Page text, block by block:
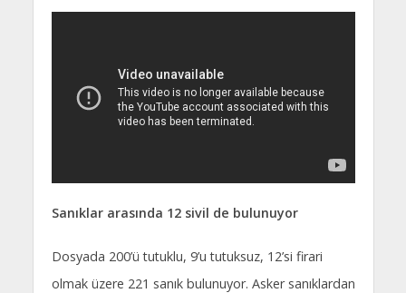
Sanıklar arasında 12 sivil de bulunuyor
Dosyada 200’ü tutuklu, 9’u tutuksuz, 12’si firari
olmak üzere 221 sanık bulunuyor. Asker sanıklardan